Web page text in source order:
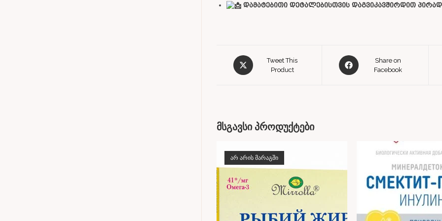
დამატებითი დეტალებისთვის დაგვიკავშირდით პირად
Tweet This
Product
Share on
Facebook
მსგავსი პროდუქტები
ᲐᲠ ᲐᲠᲘᲡ ᲛᲐᲠᲐᲒᲨᲘ